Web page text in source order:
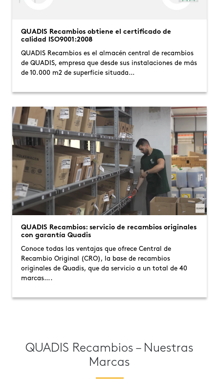
QUADIS Recambios obtiene el certificado de
calidad ISO9001:2008
QUADIS Recambios es el almacén central de recambios
de QUADIS, empresa que desde sus instalaciones de más
de 10.000 m2 de superfície situada…
QUADIS Recambios: servicio de recambios originales
con garantía Quadis
Conoce todas las ventajas que ofrece Central de
Recambio Original (CRO), la base de recambios
originales de Quadis, que da servicio a un total de 40
marcas….
QUADIS Recambios – Nuestras
Marcas